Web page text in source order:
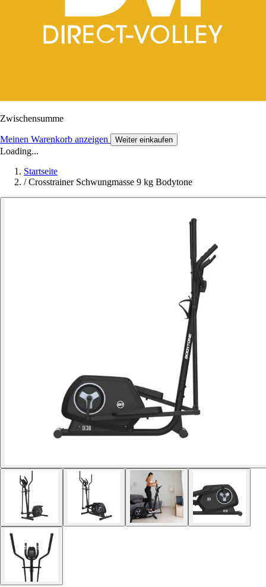
Zwischensumme
Meinen Warenkorb anzeigen Weiter einkaufen
Loading...
Startseite
/ Crosstrainer Schwungmasse 9 kg Bodytone